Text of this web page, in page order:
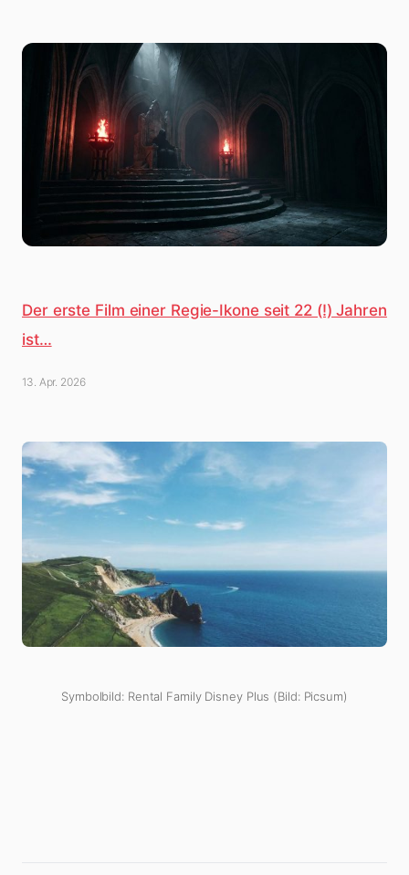
Der erste Film einer Regie-Ikone seit 22 (!) Jahren
ist…
13. Apr. 2026
Symbolbild: Rental Family Disney Plus (Bild: Picsum)